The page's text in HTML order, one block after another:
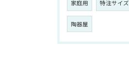
家庭用 特注サイズ
陶器屋